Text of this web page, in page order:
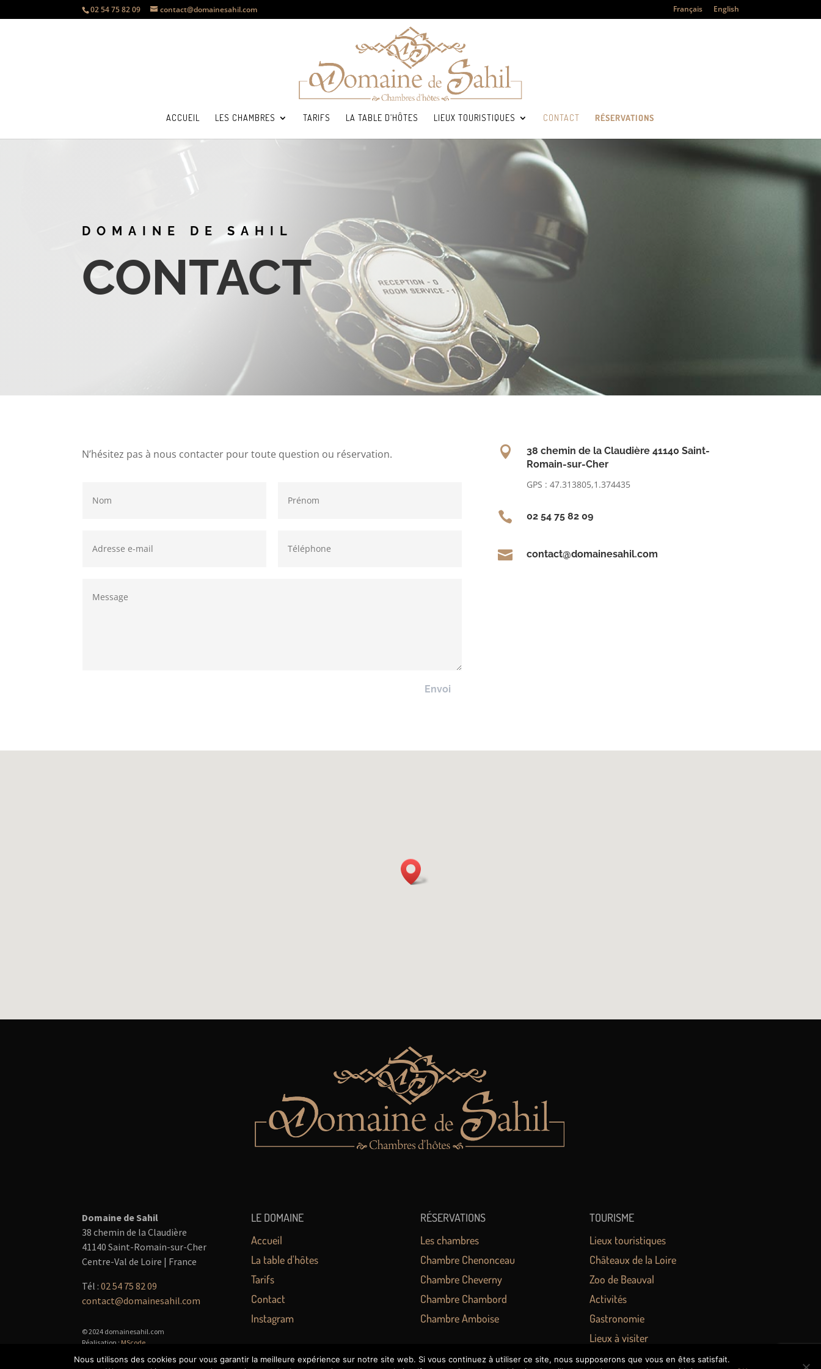
02 54 75 82 09 contact@domainesahil.com Français English
ACCUEIL LES CHAMBRES TARIFS LA TABLE D’HÔTES LIEUX TOURISTIQUES CONTACT RÉSERVATIONS
DOMAINE DE SAHIL
CONTACT
N’hésitez pas à nous contacter pour toute question ou réservation.
Envoi

38 chemin de la Claudière 41140 Saint-
Romain-sur-Cher
GPS : 47.313805,1.374435
 02 54 75 82 09
 contact@domainesahil.com
Domaine de Sahil
38 chemin de la Claudière
41140 Saint-Romain-sur-Cher
Centre-Val de Loire | France
Tél :02 54 75 82 09
contact@domainesahil.com
© 2024 domainesahil.com
Réalisation :MScode
LE DOMAINE
Accueil
La table d'hôtes
Tarifs
Contact
Instagram
RÉSERVATIONS
Les chambres
Chambre Chenonceau
Chambre Cheverny
Chambre Chambord
Chambre Amboise
TOURISME
Lieux touristiques
Châteaux de la Loire
Zoo de Beauval
Activités
Gastronomie
Lieux à visiter
Nous utilisons des cookies pour vous garantir la meilleure expérience sur notre site web. Si vous continuez à utiliser ce site, nous supposerons que vous en êtes satisfait.